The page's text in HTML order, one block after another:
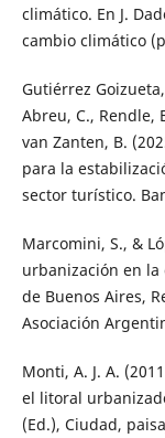
climático. En J.
cambio climático
Gutiérrez
Abreu, C., Rendle,
van Zanten, B.
para la
sector turístico.
Marcomini, S., &
urbanización en la
de Buenos Aires,
Asociación
Monti, A. J. A.
el litoral
(Ed.), Ciudad,